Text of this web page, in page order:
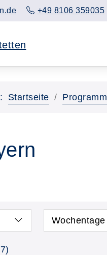
+49 8106 359035
Startseite Programm
Wochentage